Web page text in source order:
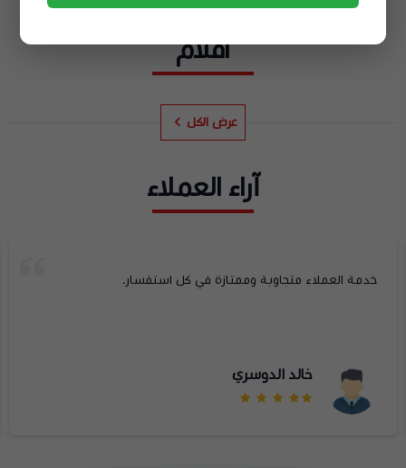
اقلام
عرض الكل
آراء العملاء
خدمة العملاء متجاوبة وممتازة في كل استفسار.
خالد الدوسري